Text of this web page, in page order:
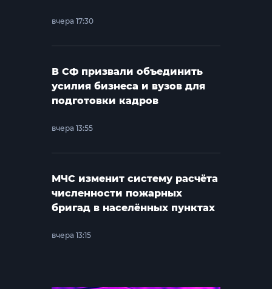
вчера 17:30
В СФ призвали объединить
усилия бизнеса и вузов для
подготовки кадров
вчера 13:55
МЧС изменит систему расчёта
численности пожарных
бригад в населённых пунктах
вчера 13:15